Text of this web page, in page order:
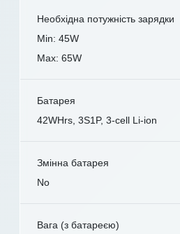
Необхідна потужність зарядки
Min: 45W
Max: 65W
Батарея
42WHrs, 3S1P, 3-cell Li-ion
Змінна батарея
No
Вага (з батареєю)